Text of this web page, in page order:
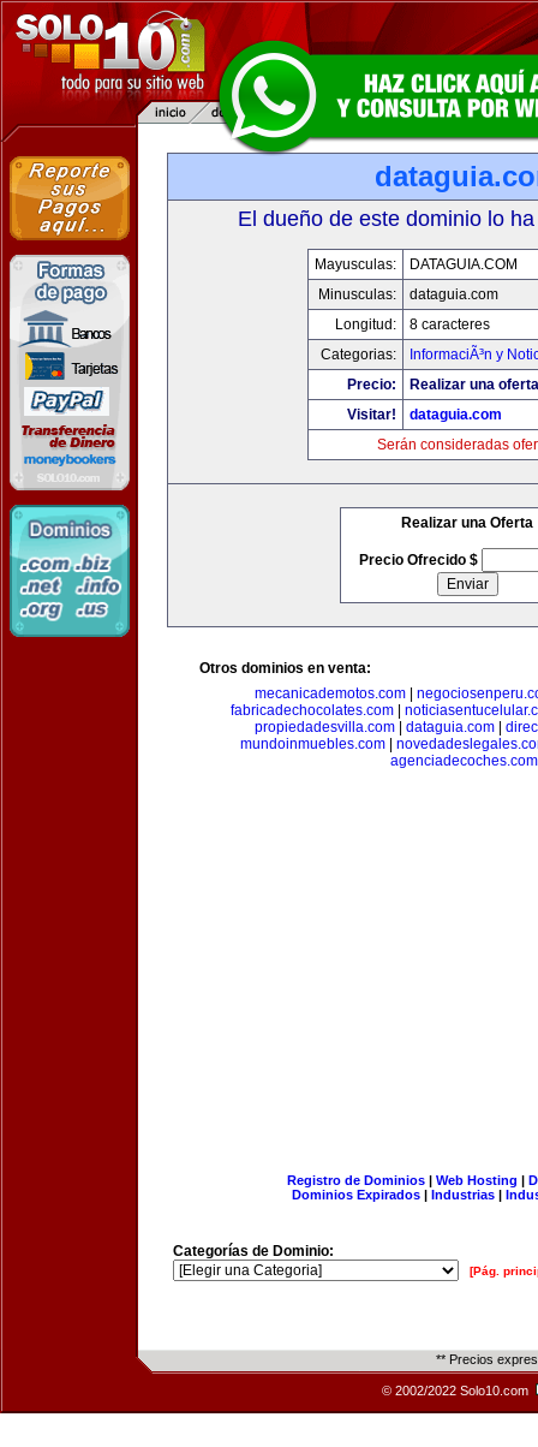
El dueño de este dominio lo
Mayusculas:
DATAGUIA.COM
Minusculas:
dataguia.com
Longitud:
8 caracteres
Categorias:
InformaciÃ³n y
Precio:
Realizar una
Visitar!
dataguia.com
Serán consideradas
Realizar una Oferta
Precio Ofrecido $
Otros dominios en venta:
mecanicademotos.com|
fabricadechocolates.com|
propiedadesvilla.com| dataguia.com|
mundoinmuebles.com
agenciadecoches.com
Registro de Dominios| Web Hosting |
Dominios Expirados | Industrias |
Categorías de Dominio:
[Pág.
** Precios
© 2002/2022 Solo10.com